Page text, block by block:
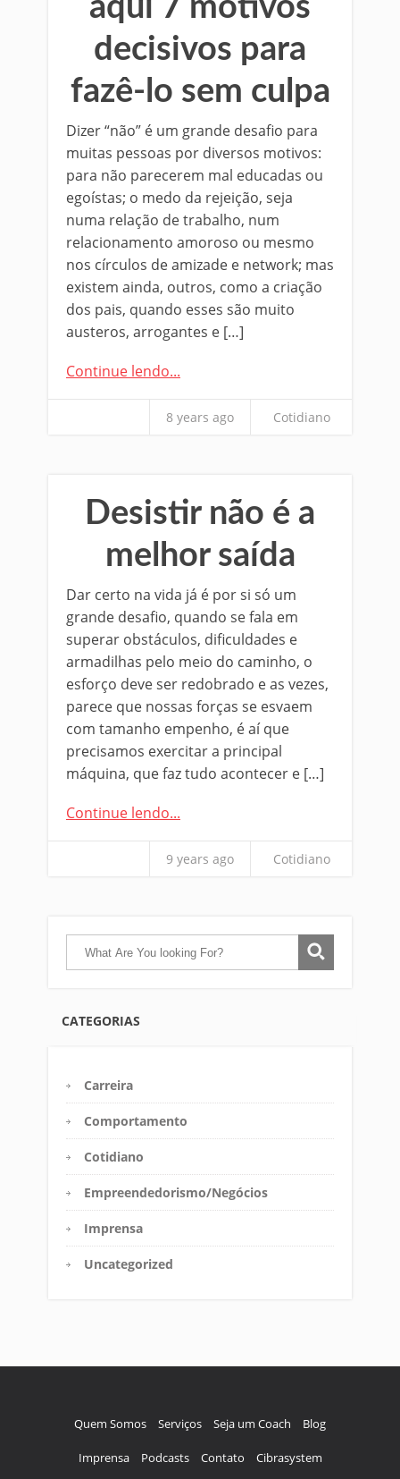
aqui 7 motivos
decisivos para
fazê-lo sem culpa
Dizer “não” é um grande desafio para
muitas pessoas por diversos motivos:
para não parecerem mal educadas ou
egoístas; o medo da rejeição, seja
numa relação de trabalho, num
relacionamento amoroso ou mesmo
nos círculos de amizade e network; mas
existem ainda, outros, como a criação
dos pais, quando esses são muito
austeros, arrogantes e […]
Continue lendo...
8 years ago Cotidiano
Desistir não é a
melhor saída
Dar certo na vida já é por si só um
grande desafio, quando se fala em
superar obstáculos, dificuldades e
armadilhas pelo meio do caminho, o
esforço deve ser redobrado e as vezes,
parece que nossas forças se esvaem
com tamanho empenho, é aí que
precisamos exercitar a principal
máquina, que faz tudo acontecer e […]
Continue lendo...
9 years ago Cotidiano
CATEGORIAS
Carreira
Comportamento
Cotidiano
Empreendedorismo/Negócios
Imprensa
Uncategorized
Quem Somos Serviços Seja um Coach Blog
Imprensa Podcasts Contato Cibrasystem